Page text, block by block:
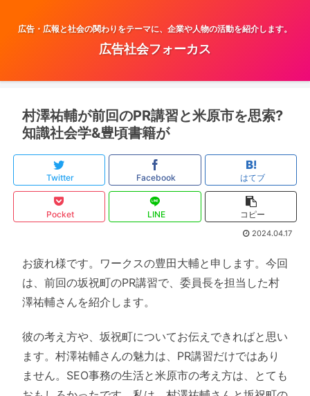
広告・広報と社会の関わりをテーマに、企業や人物の活動を紹介します。
広告社会フォーカス
村澤祐輔が前回のPR講習と米原市を思索?
知識社会学&豊頃書籍が
Twitter Facebook はてブ
Pocket LINE コピー
2024.04.17
お疲れ様です。ワークスの豊田大輔と申します。今回
は、前回の坂祝町のPR講習で、委員長を担当した村
澤祐輔さんを紹介します。
彼の考え方や、坂祝町についてお伝えできればと思い
ます。村澤祐輔さんの魅力は、PR講習だけではあり
ません。SEO事務の生活と米原市の考え方は、とても